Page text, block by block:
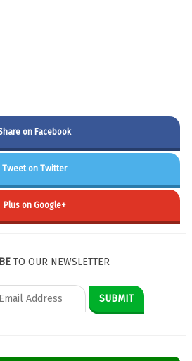
on Facebook
Tweet on Twitter
Plus on Google+
TO OUR NEWSLETTER